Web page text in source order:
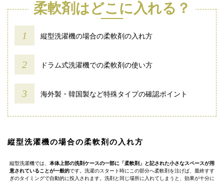
柔軟剤はどこに入れる？
縦型洗濯機の場合の柔軟剤の入れ方
ドラム式洗濯機での柔軟剤の使い方
海外製・韓国製など特殊タイプの確認ポイント
縦型洗濯機の場合の柔軟剤の入れ方
縦型洗濯機では、 本体上部の洗剤ケースの一部に「柔軟剤」と記された小さなスペースが用
意されていることが一般的です。洗濯のスタート時にこの部分へ柔軟剤を注げば、最終すす
ぎのタイミングで自動的に投入されます。洗剤と同じ場所に入れてしまうと、効果が十分に